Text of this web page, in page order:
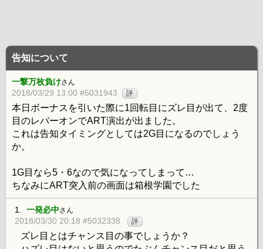
告知について
一撃万枚負けさん
2018/03/29 13:00 #5031943 評
本日ボーナスを引いた際に1回転目にズレ目が出て、2度
目のレバーオンでART演出が出ました。
これは告知タイミングとしては2G目になるのでしょう
か。
1G目なら5・6なので気になってしまって…
ちなみにART突入前の画面は箱根学園でした
1. 一発必中さん
2018/03/30 20:18 #5032338 評
ズレ目とはチャンス目の事でしょうか？